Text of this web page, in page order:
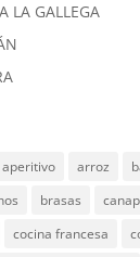
LA GALLEGA
aperitivo arroz
brasas
cocina francesa